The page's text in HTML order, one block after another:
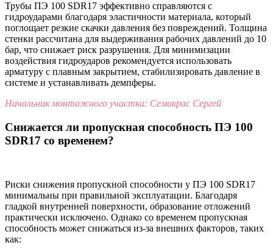
Трубы ПЭ 100 SDR17 эффективно справляются с
гидроударами благодаря эластичности материала, который
поглощает резкие скачки давления без повреждений. Толщина
стенки рассчитана для выдерживания рабочих давлений до 10
бар, что снижает риск разрушения. Для минимизации
воздействия гидроударов рекомендуется использовать
арматуру с плавным закрытием, стабилизировать давление в
системе и устанавливать демпферы.
Начальник монтажного участка: Семикрас Сергей
Снижается ли пропускная способность ПЭ 100
SDR17 со временем?
Риски снижения пропускной способности у ПЭ 100 SDR17
минимальны при правильной эксплуатации. Благодаря
гладкой внутренней поверхности, образование отложений
практически исключено. Однако со временем пропускная
способность может снижаться из-за внешних факторов, таких
как: